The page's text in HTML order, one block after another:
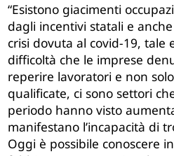
“Esistono giacimenti
dagli incentivi statali e
crisi dovuta al covid-19, tale
difficoltà che le imprese
reperire lavoratori e non
qualificate, ci sono settori
periodo hanno visto
manifestano l’incapacità di
Oggi è possibile conoscere